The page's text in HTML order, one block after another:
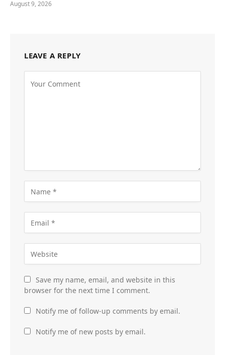
August 9, 2026
LEAVE A REPLY
Save my name, email, and website in this
browser for the next time I comment.
Notify me of follow-up comments by email.
Notify me of new posts by email.